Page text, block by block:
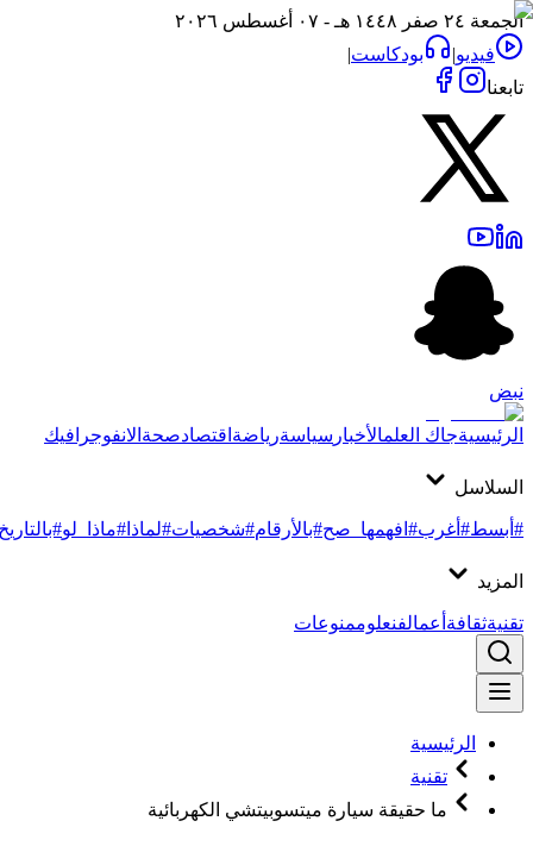
الجمعة ٢٤ صفر ١٤٤٨ هـ - ٠٧ أغسطس ٢٠٢٦
فيديو| بودكاست|
تابعنا
نبض
الرئيسيةجاك العلمالأخبار سياسةرياضةاقتصادصحةالانفوجرافيك
السلاسل
#أبسط#أغرب#افهمها_صح#بالأرقام#شخصيات#لماذا #ماذا_لو#بالتاريخ
المزيد
تقنيةثقافةأعمالفنعلوممنوعات
الرئيسية
تقنية
ما حقيقة سيارة ميتسوبيتشي الكهربائية